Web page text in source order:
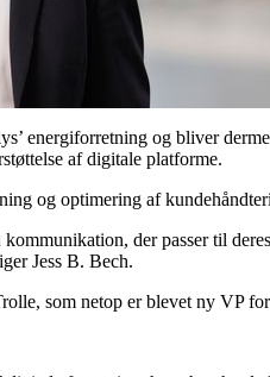
energiforretning og bliver
af digitale platforme.
og optimering af
der passer til
Jess B. Bech.
som netop er blevet ny VP